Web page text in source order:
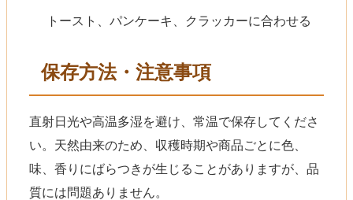
トースト、パンケーキ、クラッカーに合わせる
保存方法・注意事項
直射日光や高温多湿を避け、常温で保存してくださ
い。天然由来のため、収穫時期や商品ごとに色、
味、香りにばらつきが生じることがありますが、品
質には問題ありません。